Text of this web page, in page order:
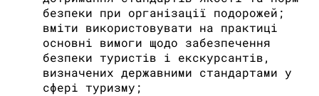
безпеки при організації подорожей;
вміти використовувати на практиці
основні вимоги щодо забезпечення
безпеки туристів і екскурсантів,
визначених державними стандартами у
сфері туризму;